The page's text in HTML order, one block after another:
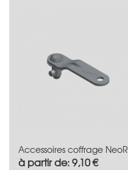
Accessoires coffrage NeoR
à partir de: 9,10 €